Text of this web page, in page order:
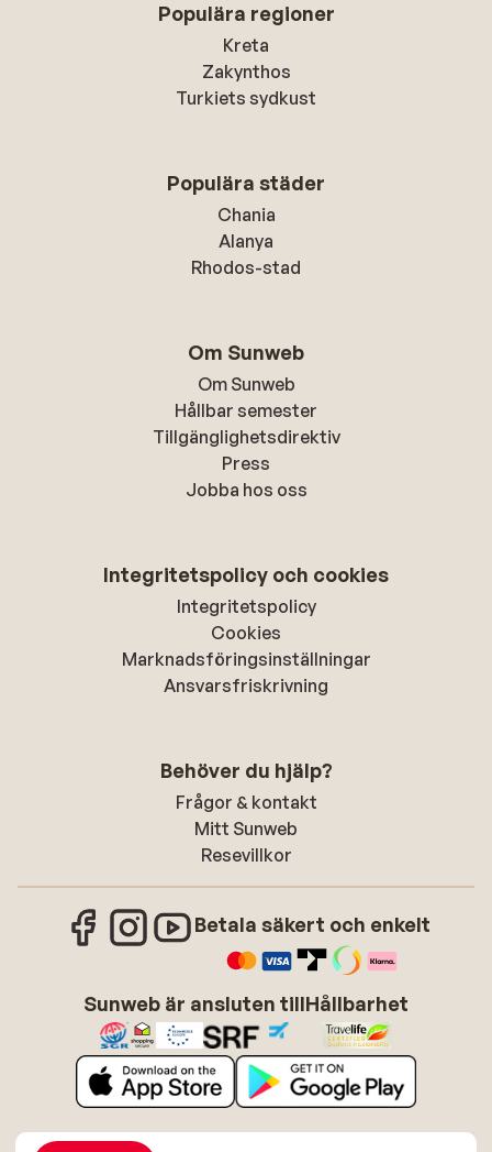
Populära regioner
Kreta
Zakynthos
Turkiets sydkust
Populära städer
Chania
Alanya
Rhodos-stad
Om Sunweb
Om Sunweb
Hållbar semester
Tillgänglighetsdirektiv
Press
Jobba hos oss
Integritetspolicy och cookies
Integritetspolicy
Cookies
Marknadsföringsinställningar
Ansvarsfriskrivning
Behöver du hjälp?
Frågor & kontakt
Mitt Sunweb
Resevillkor
Betala säkert och enkelt
Sunweb är ansluten tillHållbarhet